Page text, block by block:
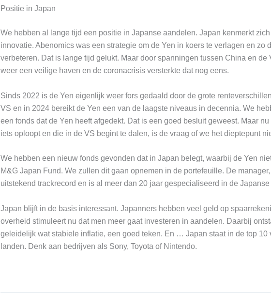
Positie in Japan
We hebben al lange tijd een positie in Japanse aandelen. Japan kenmerkt
innovatie. Abenomics was een strategie om de Yen in koers te verlagen en zo
verbeteren. Dat is lange tijd gelukt. Maar door spanningen tussen China en de
weer een veilige haven en de coronacrisis versterkte dat nog eens.
Sinds 2022 is de Yen eigenlijk weer fors gedaald door de grote
VS en in 2024 bereikt de Yen een van de laagste niveaus in decennia. We
een fonds dat de Yen heeft afgedekt. Dat is een goed besluit geweest. Maar
iets oploopt en die in de VS begint te dalen, is de vraag of we het dieptepunt
We hebben een nieuw fonds gevonden dat in Japan belegt, waarbij de Yen
M&G Japan Fund. We zullen dit gaan opnemen in de portefeuille. De
uitstekend trackrecord en is al meer dan 20 jaar gespecialiseerd in de Japanse
Japan blijft in de basis interessant. Japanners hebben veel geld op
overheid stimuleert nu dat men meer gaat investeren in aandelen. Daarbij
geleidelijk wat stabiele inflatie, een goed teken. En … Japan staat in de top 10
landen. Denk aan bedrijven als Sony, Toyota of Nintendo.